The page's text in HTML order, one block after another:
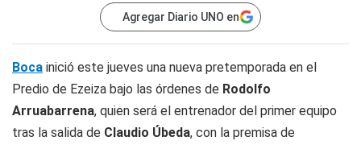
Agregar Diario UNO en
Boca inició este jueves una nueva pretemporada en el
Predio de Ezeiza bajo las órdenes de Rodolfo
Arruabarrena, quien será el entrenador del primer equipo
tras la salida de Claudio Úbeda, con la premisa de